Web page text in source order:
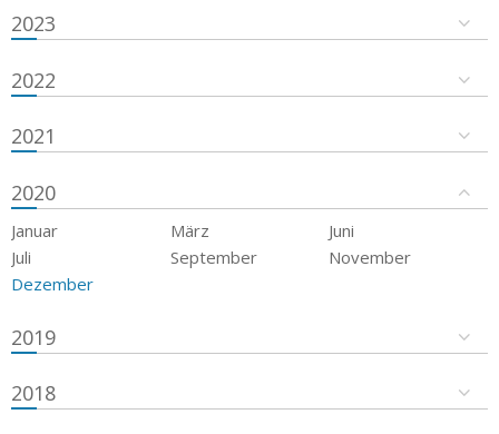
2023
2022
2021
2020
Januar März
Juni
Juli
September
November
Dezember
2019
2018